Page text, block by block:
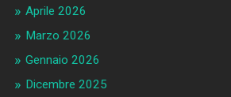
Aprile 2026
Marzo 2026
Gennaio 2026
Dicembre 2025